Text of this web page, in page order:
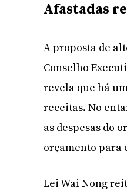
Afastadas
A proposta de
Conselho
revela que há
receitas. No
as despesas do
orçamento para
Lei Wai Nong